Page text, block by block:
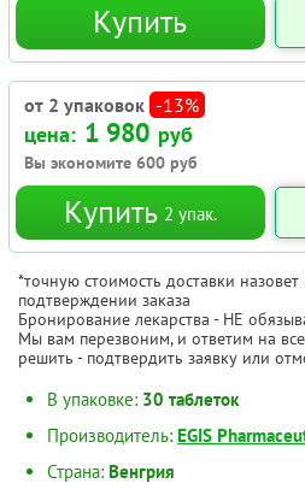
Купить
от 2 упаковок -13%
цена: 1 980 руб
Вы экономите 600 руб
Купить 2 упак.
*точную стоимость доставки
подтверждении заказа
Бронирование лекарства - НЕ
Мы вам перезвоним, и ответим на
решить - подтвердить заявку или
В упаковке: 30 таблеток
Производитель: EGIS
Страна: Венгрия